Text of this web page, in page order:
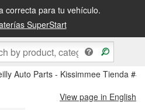
correcta para tu vehículo.
SuperStart
siguiente o recógela en la tienda
Auto Parts - Kissimmee Tienda
View page in English